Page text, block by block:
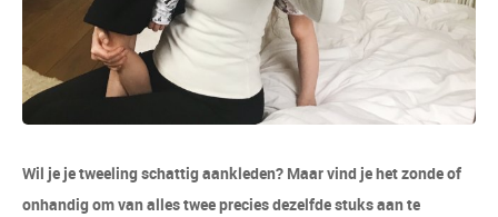
Wil je je tweeling schattig aankleden? Maar vind je het zonde of
onhandig om van alles twee precies dezelfde stuks aan te